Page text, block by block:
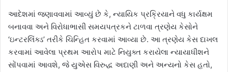
આદેશમાં જણાવવામાં આવ્યું છે કે, ન્યાયિક પ્રક્રિયાને વધુ કાર્યક્ષમ
બનાવવા અને વિરોધાભાસી સમયપત્રકને ટાળવા ત્રણેય કેસોને
‘ઇન્ટરલિંક્ડ’ તરીકે ચિન્હિત કરવામાં આવ્યા છે. આ ત્રણેય કેસ દાખલ
કરવામાં આવેલા પ્રથમ આરોપ માટે નિયુક્ત કરાયેલા ન્યાયાધીશને
સોંપવામાં આવશે, જે યુએસ વિરુદ્ધ અદાણી અને અન્યનો કેસ હતો,